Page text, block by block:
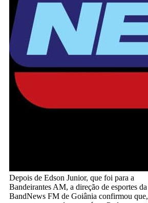
Depois de Edson Junior, que foi para a
Bandeirantes AM, a direção de esportes da
BandNews FM de Goiânia confirmou que,